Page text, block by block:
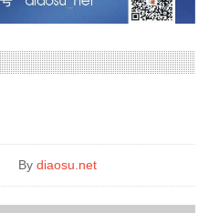
By diaosu.net